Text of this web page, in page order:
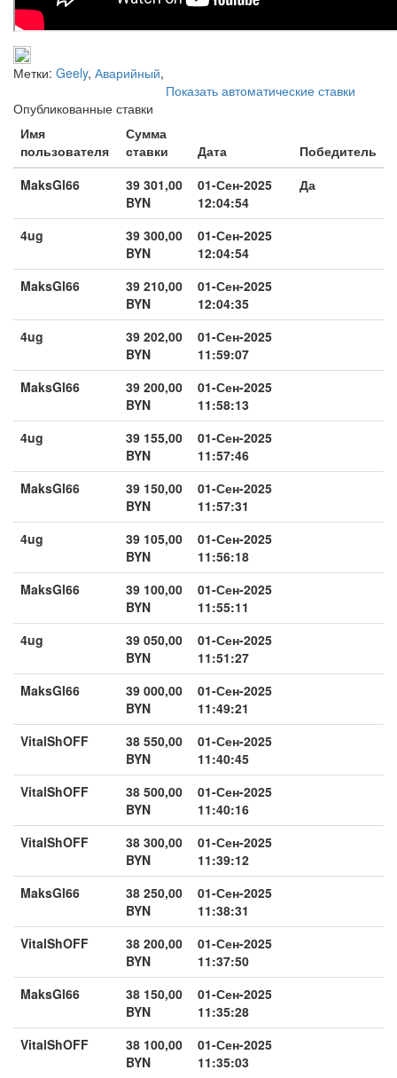
Метки: Geely, Аварийный,
Показать автоматические ставки
Опубликованные ставки
Имя
пользователя
Сумма
ставки
Дата
Победитель
MaksGl66
39 301,00
BYN
01-Сен-2025
12:04:54
Да
4ug
39 300,00
BYN
01-Сен-2025
12:04:54
MaksGl66
39 210,00
BYN
01-Сен-2025
12:04:35
4ug
39 202,00
BYN
01-Сен-2025
11:59:07
MaksGl66
39 200,00
BYN
01-Сен-2025
11:58:13
4ug
39 155,00
BYN
01-Сен-2025
11:57:46
MaksGl66
39 150,00
BYN
01-Сен-2025
11:57:31
4ug
39 105,00
BYN
01-Сен-2025
11:56:18
MaksGl66
39 100,00
BYN
01-Сен-2025
11:55:11
4ug
39 050,00
BYN
01-Сен-2025
11:51:27
MaksGl66
39 000,00
BYN
01-Сен-2025
11:49:21
VitalShOFF
38 550,00
BYN
01-Сен-2025
11:40:45
VitalShOFF
38 500,00
BYN
01-Сен-2025
11:40:16
VitalShOFF
38 300,00
BYN
01-Сен-2025
11:39:12
MaksGl66
38 250,00
BYN
01-Сен-2025
11:38:31
VitalShOFF
38 200,00
BYN
01-Сен-2025
11:37:50
MaksGl66
38 150,00
BYN
01-Сен-2025
11:35:28
VitalShOFF
38 100,00
BYN
01-Сен-2025
11:35:03